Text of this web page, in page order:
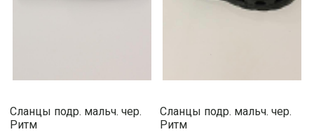
Сланцы подр. мальч. чер.
Ритм
Сланцы подр. мальч. чер.
Ритм